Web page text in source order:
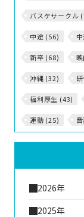
バスケサークル
中途 (56)
新卒 (68)
沖縄 (32)
福利厚生 (43)
運動 (25)
2026年
2025年